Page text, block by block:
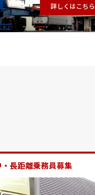
詳しくはこちら
長距離乗務員募集